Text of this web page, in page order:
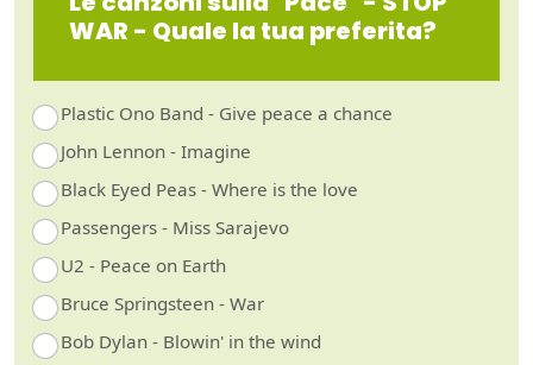
WAR - Quale la tua preferita?
Plastic Ono Band - Give peace a chance
John Lennon - Imagine
Black Eyed Peas - Where is the love
Passengers - Miss Sarajevo
U2 - Peace on Earth
Bruce Springsteen - War
Bob Dylan - Blowin' in the wind